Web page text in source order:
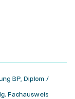
BP, Diplom /
Fachausweis